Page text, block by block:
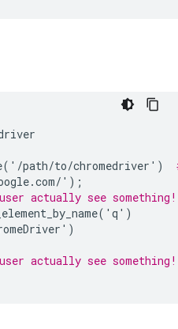
( ' /path/to/chromedriver ' )
.com/ ' );
actually see something!
( ' q ' )
' )
actually see something!